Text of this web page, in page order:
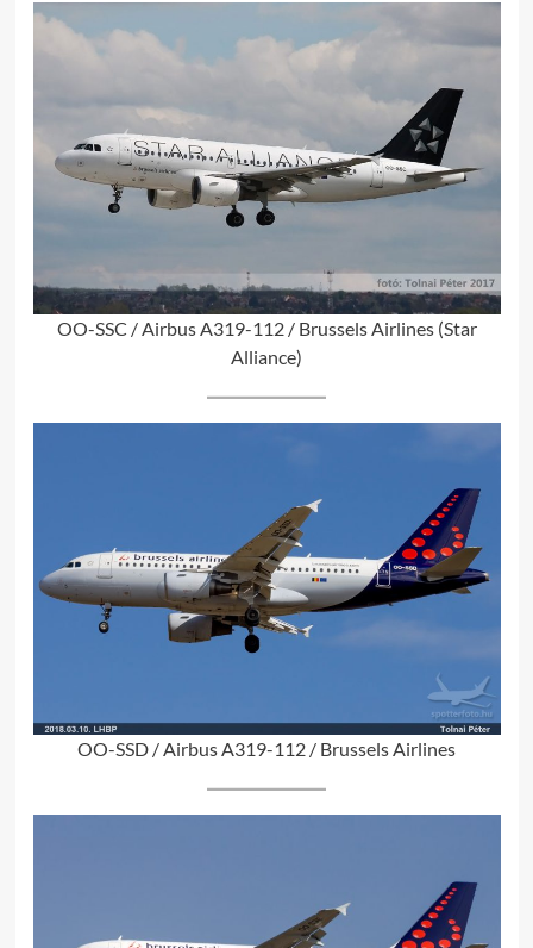
OO-SSC / Airbus A319-112 / Brussels Airlines (Star
Alliance)
OO-SSD / Airbus A319-112 / Brussels Airlines